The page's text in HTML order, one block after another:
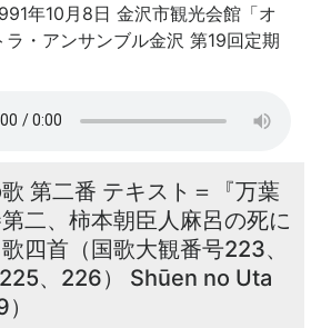
年10月8日 金沢市観光会館「オ
ラ・アンサンブル金沢 第19回定期
第二番 テキスト＝『万葉
二、柿本朝臣人麻呂の死に
四首（国歌大観番号223、
、226） Shūen no Uta